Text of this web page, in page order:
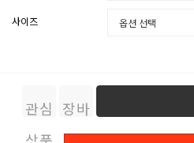
사이즈
관심
장바